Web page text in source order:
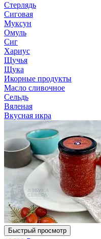
Стерлядь
Сиговая
Муксун
Омуль
Сиг
Хариус
Щучья
Щука
Икорные продукты
Масло сливочное
Сельдь
Вяленая
Вкусная икра
Быстрый просмотр